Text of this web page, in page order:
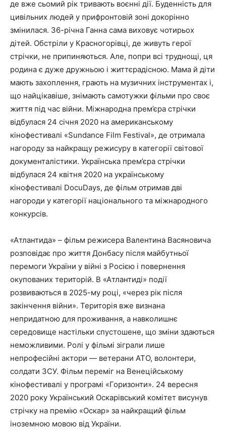
де вже сьомий рік тривають воєнні дії. Буденність для
цивільних людей у прифронтовій зоні докорінно
змінилася. 36-річна Ганна сама виховує чотирьох
дітей. Обстріли у Красногорівці, де живуть герої
стрічки, не припиняються. Але, попри всі труднощі, ця
родина є дуже дружньою і життєрадісною. Мама й діти
мають захоплення, грають на музичних інструментах і,
що найцікавіше, знімають самотужки фільми про своє
життя під час війни. Міжнародна прем’єра стрічки
відбулася 24 січня 2020 на американському
кінофестивалі «Sundance Film Festival», де отримала
нагороду за найкращу режисуру в категорії світової
документалістики. Українська прем’єра стрічки
відбулася 24 квітня 2020 на українському
кінофестивалі DocuDays, де фільм отримав дві
нагороди у категорії національного та міжнародного
конкурсів.
«Атлантида» – фільм режисера Валентина Васяновича
розповідає про життя Донбасу після майбутньої
перемоги України у війні з Росією і повернення
окупованих територій. В «Атлантиді» події
розвиваються в 2025-му році, «через рік після
закінчення війни». Територія вже визнана
непридатною для проживання, а навколишнє
середовище настільки спустошене, що зміни здаються
неможливими. Ролі у фільмі зіграли лише
непрофесійні актори — ветерани АТО, волонтери,
солдати ЗСУ. Фільм переміг на Венеційському
кінофестивалі у програмі «Горизонти». 24 вересня
2020 року Український Оскарівський комітет висунув
стрічку на премію «Оскар» за найкращий фільм
іноземною мовою від України.